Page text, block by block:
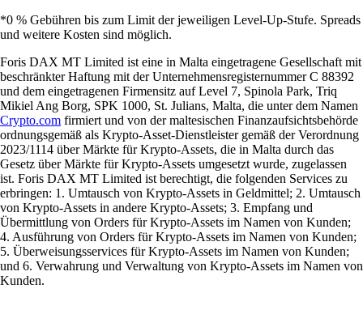
*0 % Gebühren bis zum Limit der jeweiligen Level-Up-Stufe. Spreads
und weitere Kosten sind möglich.
Foris DAX MT Limited ist eine in Malta eingetragene Gesellschaft mit
beschränkter Haftung mit der Unternehmensregisternummer C 88392
und dem eingetragenen Firmensitz auf Level 7, Spinola Park, Triq
Mikiel Ang Borg, SPK 1000, St. Julians, Malta, die unter dem Namen
Crypto.com firmiert und von der maltesischen Finanzaufsichtsbehörde
ordnungsgemäß als Krypto-Asset-Dienstleister gemäß der Verordnung
2023/1114 über Märkte für Krypto-Assets, die in Malta durch das
Gesetz über Märkte für Krypto-Assets umgesetzt wurde, zugelassen
ist. Foris DAX MT Limited ist berechtigt, die folgenden Services zu
erbringen: 1. Umtausch von Krypto-Assets in Geldmittel; 2. Umtausch
von Krypto-Assets in andere Krypto-Assets; 3. Empfang und
Übermittlung von Orders für Krypto-Assets im Namen von Kunden;
4. Ausführung von Orders für Krypto-Assets im Namen von Kunden;
5. Überweisungsservices für Krypto-Assets im Namen von Kunden;
und 6. Verwahrung und Verwaltung von Krypto-Assets im Namen von
Kunden.